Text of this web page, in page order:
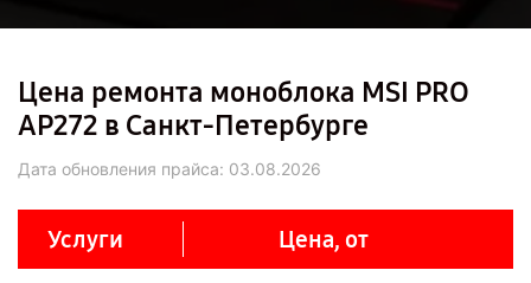
Цена ремонта моноблока MSI PRO
AP272 в Санкт-Петербурге
Дата обновления прайса: 03.08.2026
Услуги Цена, от